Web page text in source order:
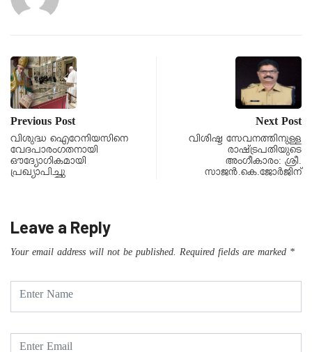
Previous Post
വിശുദ്ധ ഐറേനിയസിനെ
വേദപാരംഗതനായി
ഔദ്യോഗികമായി
പ്രഖ്യാപിച്ചു
Next Post
വിശിഷ്ട സേവനത്തിനുള്ള
രാഷ്‌ട്രപതിയുടെ
അംഗീകാരം: ശ്രീ.
സാജൻ.കെ.ജോർജിന്
Leave a Reply
Your email address will not be published. Required fields are marked *